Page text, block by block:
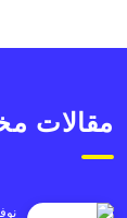
مقالات